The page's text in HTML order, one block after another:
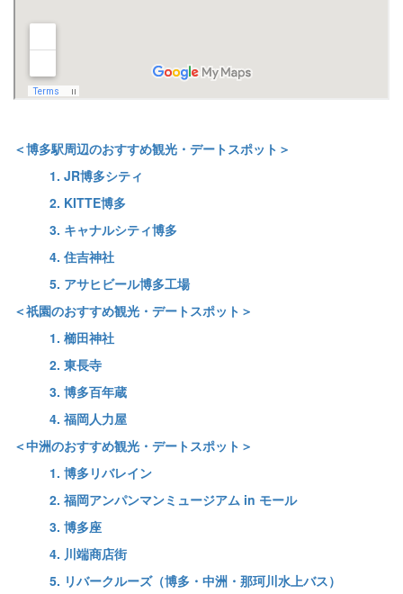
＜博多駅周辺のおすすめ観光・デートスポット＞
1. JR博多シティ
2. KITTE博多
3. キャナルシティ博多
4. 住吉神社
5. アサヒビール博多工場
＜祇園のおすすめ観光・デートスポット＞
1. 櫛田神社
2. 東長寺
3. 博多百年蔵
4. 福岡人力屋
＜中洲のおすすめ観光・デートスポット＞
1. 博多リバレイン
2. 福岡アンパンマンミュージアム in モール
3. 博多座
4. 川端商店街
5. リバークルーズ（博多・中洲・那珂川水上バス）